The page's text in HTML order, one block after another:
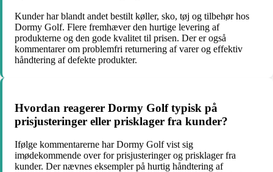
Kunder har blandt andet bestilt køller, sko, tøj og tilbehør hos
Dormy Golf. Flere fremhæver den hurtige levering af
produkterne og den gode kvalitet til prisen. Der er også
kommentarer om problemfri returnering af varer og effektiv
håndtering af defekte produkter.
Hvordan reagerer Dormy Golf typisk på
prisjusteringer eller prisklager fra kunder?
Ifølge kommentarerne har Dormy Golf vist sig
imødekommende over for prisjusteringer og prisklager fra
kunder. Der nævnes eksempler på hurtig håndtering af